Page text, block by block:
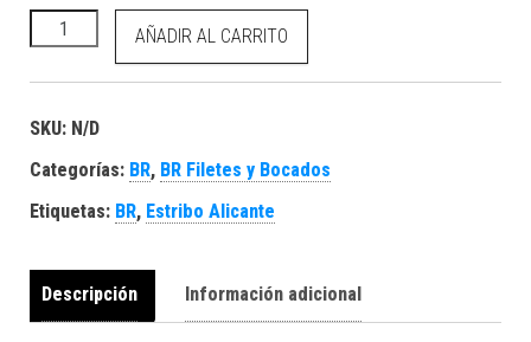
BR Articulación Doble Baby Pelham Soft Contact 14 mm
AÑADIR AL CARRITO
SKU: N/D
Categorías: BR, BR Filetes y Bocados
Etiquetas: BR, Estribo Alicante
Descripción Información adicional